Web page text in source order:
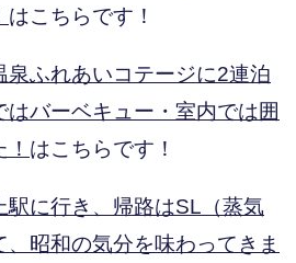
はこちらです！
泉ふれあいコテージに2連泊
はバーベキュー・室内では囲
はこちらです！
駅に行き、帰路はSL（蒸気
昭和の気分を味わってきま